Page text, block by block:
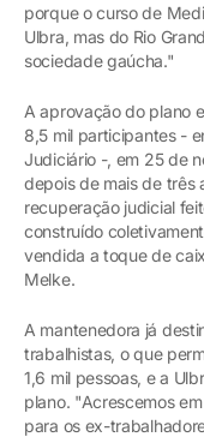
porque o curso de
Ulbra, mas do Rio
sociedade gaúcha."
A aprovação do plano
8,5 mil participantes -
Judiciário -, em 25 de
depois de mais de três
recuperação judicial
construído
vendida a toque de
Melke.
A mantenedora já
trabalhistas, o que
1,6 mil pessoas, e a
plano. "Acrescemos
para os ex-